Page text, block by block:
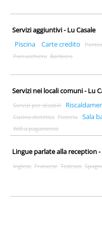
Servizi aggiuntivi - Lu Casale
Piscina
Carte credito
Parrucchiera Barbiere
Servizi nei locali comuni - Lu
Servizi per disabili
Cucina dietetica Pizzeria Sala
Wifi a pagamento
Lingue parlate alla reception -
Inglese Francese Tedesco